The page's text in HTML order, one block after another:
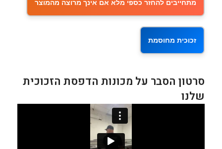
מתחייבים להחזר כספי מלא אם אינך מרוצה מהמוצר
זכוכית מחוסמת
סרטון הסבר על מכונות הדפסת הזכוכית
שלנו